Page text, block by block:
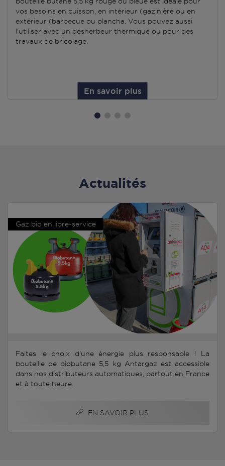
vos besoins en cuisson, en intérieur (gazinière ou en
extérieur (barbecue ou plancha. Vous pouvez aussi
l'utiliser avec un désherbeur thermique ou pour des
travaux de bricolage.
En savoir plus
Actualités
Gaz bio en libre-service
Faites le choix d'une énergie plus responsable ! La
bouteille de biobutane 5,5 kg Antargaz est accessible
dans nos distributeurs automatiques, partout en France
et à toute heure.
EN SAVOIR PLUS